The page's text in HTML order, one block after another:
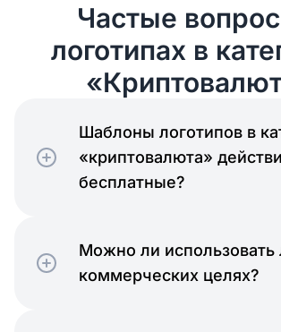
Частые
логотипах в
Шаблоны логотипов в
«криптовалюта»
бесплатные?
Можно ли использовать
коммерческих целях?